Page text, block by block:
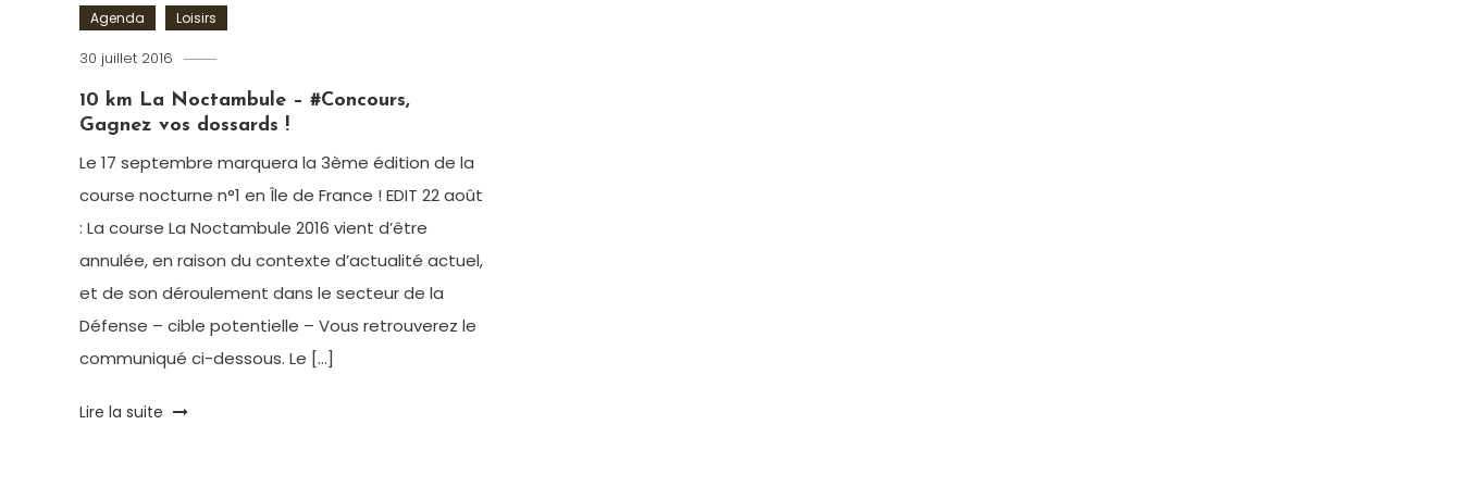
Agenda Loisirs
30 juillet 2016
Paris
10 km La Noctambule – #Concours,
Gagnez vos dossards !
Le 17 septembre marquera la 3ème édition de la
course nocturne n°1 en Île de France ! EDIT 22 août
: La course La Noctambule 2016 vient d’être
annulée, en raison du contexte d’actualité actuel,
et de son déroulement dans le secteur de la
Défense – cible potentielle – Vous retrouverez le
communiqué ci-dessous. Le […]
Tagged
Lire la suite